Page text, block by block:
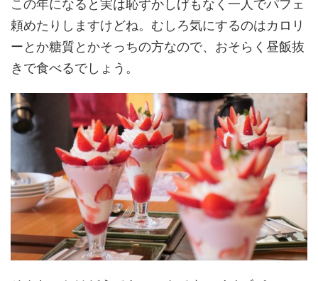
この年になると実は恥ずかしげもなく一人でパフェ
頼めたりしますけどね。むしろ気にするのはカロリ
ーとか糖質とかそっちの方なので、おそらく昼飯抜
きで食べるでしょう。